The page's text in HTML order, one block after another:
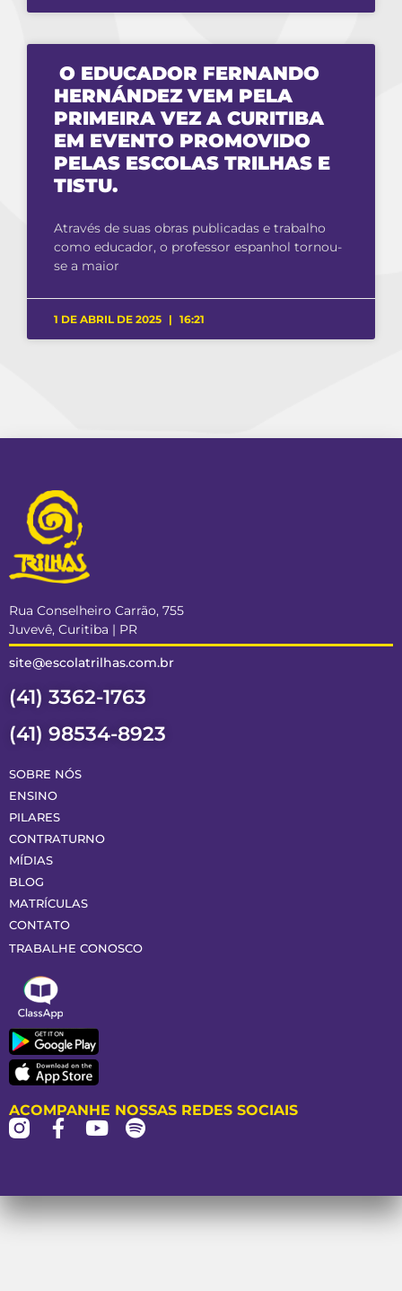
O EDUCADOR FERNANDO
HERNÁNDEZ VEM PELA
PRIMEIRA VEZ A CURITIBA
EM EVENTO PROMOVIDO
PELAS ESCOLAS TRILHAS E
TISTU.
Através de suas obras publicadas e trabalho
como educador, o professor espanhol tornou-
se a maior
1 DE ABRIL DE 2025 16:21
Rua Conselheiro Carrão, 755
Juvevê, Curitiba | PR
site@escolatrilhas.com.br
(41) 3362-1763
(41) 98534-8923
SOBRE NÓS
ENSINO
PILARES
CONTRATURNO
MÍDIAS
BLOG
MATRÍCULAS
CONTATO
TRABALHE CONOSCO
ACOMPANHE NOSSAS REDES SOCIAIS